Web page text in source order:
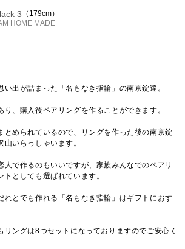
3
HOME MADE
179cm
出が詰まった「名もなき指輪」の南京錠達。
り、購入後ペアリングを作ることができます。
とめられているので、リングを作った後の南京錠
いらっしゃいます。
人で作るのもいいですが、家族みんなでのペアリ
としても選ばれています。
れとでも作れる「名もなき指輪」はギフトにおす
リングは8つセットになっておりますのでご安心く